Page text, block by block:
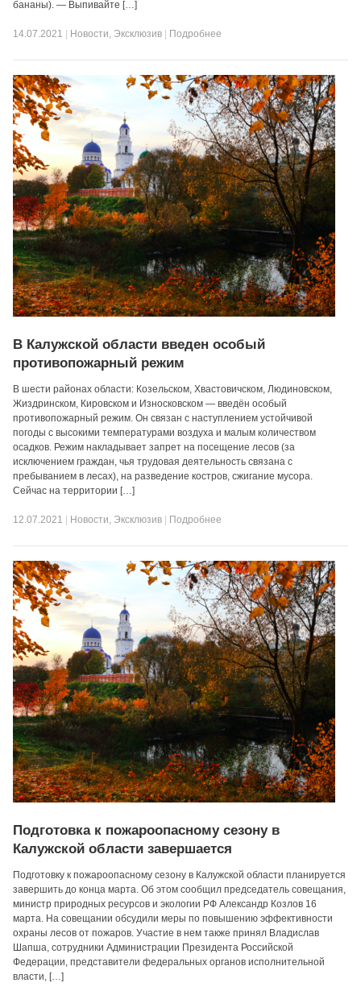
бананы). — Выпивайте […]
14.07.2021 Новости, Эксклюзив Подробнее
В Калужской области введен особый
противопожарный режим
В шести районах области: Козельском, Хвастовичском, Людиновском,
Жиздринском, Кировском и Износковском — введён особый
противопожарный режим. Он связан с наступлением устойчивой
погоды с высокими температурами воздуха и малым количеством
осадков. Режим накладывает запрет на посещение лесов (за
исключением граждан, чья трудовая деятельность связана с
пребыванием в лесах), на разведение костров, сжигание мусора.
Сейчас на территории […]
12.07.2021 Новости, Эксклюзив Подробнее
Подготовка к пожароопасному сезону в
Калужской области завершается
Подготовку к пожароопасному сезону в Калужской области планируется
завершить до конца марта. Об этом сообщил председатель совещания,
министр природных ресурсов и экологии РФ Александр Козлов 16
марта. На совещании обсудили меры по повышению эффективности
охраны лесов от пожаров. Участие в нем также принял Владислав
Шапша, сотрудники Администрации Президента Российской
Федерации, представители федеральных органов исполнительной
власти, […]